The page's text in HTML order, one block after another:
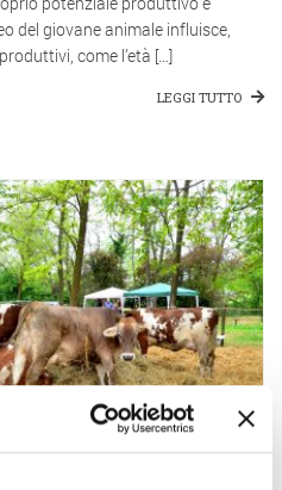
del giovane animale influisce,
come l’età […]
LEGGI TUTTO